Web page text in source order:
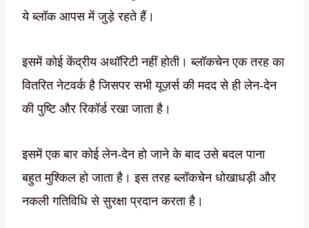
ये ब्लॉक आपस में जुड़े रहते हैं।
इसमें कोई केंद्रीय अथॉरिटी नहीं होती। ब्लॉकचेन एक तरह का
वितरित नेटवर्क है जिसपर सभी यूज़र्स की मदद से ही लेन-देन
की पुष्टि और रिकॉर्ड रखा जाता है।
इसमें एक बार कोई लेन-देन हो जाने के बाद उसे बदल पाना
बहुत मुश्किल हो जाता है। इस तरह ब्लॉकचेन धोखाधड़ी और
नकली गतिविधि से सुरक्षा प्रदान करता है।